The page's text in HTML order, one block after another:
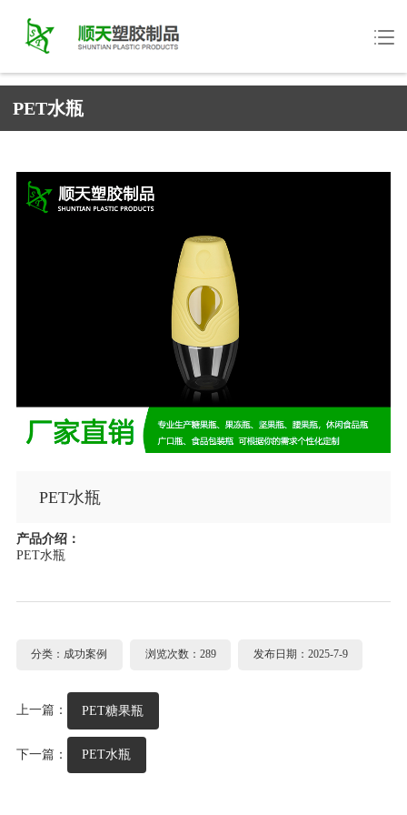
PET水瓶
PET水瓶
产品介绍：
PET水瓶
分类：成功案例 浏览次数：289 发布日期：2025-7-9
上一篇： PET糖果瓶
下一篇： PET水瓶